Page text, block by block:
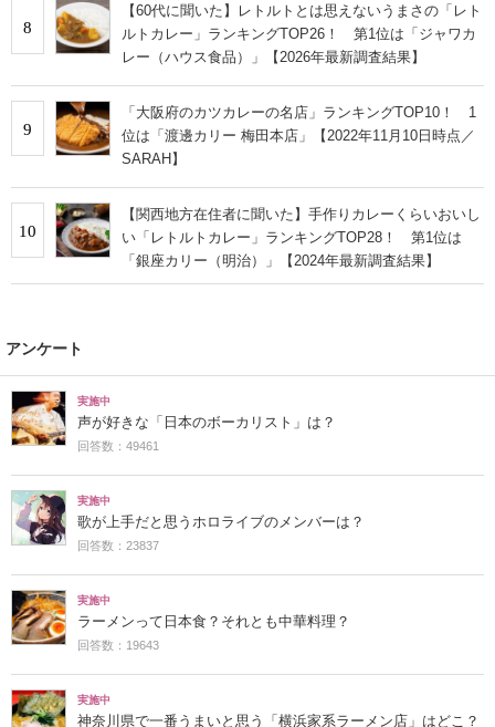
8
【60代に聞いた】レトルトとは思えないうまさの「レト
ルトカレー」ランキングTOP26！ 第1位は「ジャワカ
レー（ハウス食品）」【2026年最新調査結果】
9
「大阪府のカツカレーの名店」ランキングTOP10！ 1
位は「渡邊カリー 梅田本店」【2022年11月10日時点／
SARAH】
10
【関西地方在住者に聞いた】手作りカレーくらいおいし
い「レトルトカレー」ランキングTOP28！ 第1位は
「銀座カリー（明治）」【2024年最新調査結果】
アンケート
実施中
声が好きな「日本のボーカリスト」は？
回答数：49461
実施中
歌が上手だと思うホロライブのメンバーは？
回答数：23837
実施中
ラーメンって日本食？それとも中華料理？
回答数：19643
実施中
神奈川県で一番うまいと思う「横浜家系ラーメン店」はどこ？